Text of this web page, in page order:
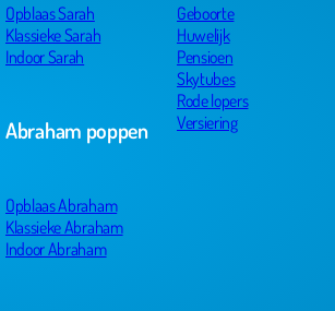
Opblaas Sarah
Klassieke Sarah
Indoor Sarah
Abraham poppen
Opblaas Abraham
Klassieke Abraham
Indoor Abraham
Geboorte
Huwelijk
Pensioen
Skytubes
Rode lopers
Versiering